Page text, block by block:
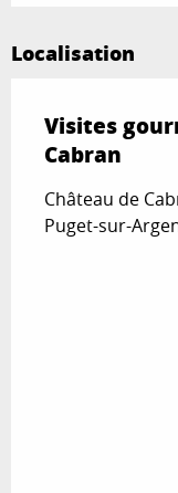
Localisation
Visites
Cabran
Château de
Puget-sur-